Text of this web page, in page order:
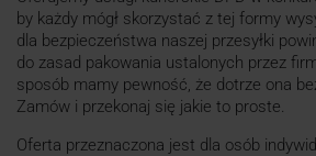
by każdy mógł skorzystać z tej formy
dla bezpieczeństwa naszej przesyłki
do zasad pakowania ustalonych przez
sposób mamy pewność, że dotrze ona
Zamów i przekonaj się jakie to proste.
Oferta przeznaczona jest dla osób